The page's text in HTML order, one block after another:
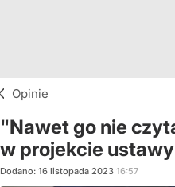
Opinie
"Nawet go nie
w projekcie
Dodano: 16 listopada 2023 16:57